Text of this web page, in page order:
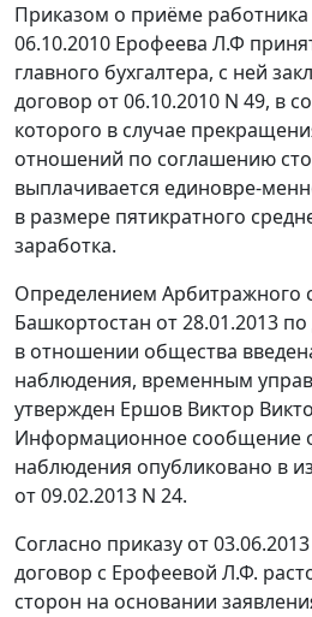
Приказом о приёме работника
06.10.2010 Ерофеева Л.Ф
главного бухгалтера, с ней
договор от 06.10.2010 N 49, в
которого в случае
отношений по соглашению
выплачивается единовре-
в размере пятикратного
заработка.
Определением Арбитражного
Башкортостан от 28.01.2013
в отношении общества
наблюдения, временным
утвержден Ершов Виктор
Информационное сообщение
наблюдения опубликовано в
от 09.02.2013 N 24.
Согласно приказу от
договор с Ерофеевой Л.Ф.
сторон на основании